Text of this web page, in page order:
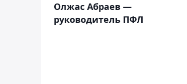
Олжас Абраев —
руководитель ПФЛ